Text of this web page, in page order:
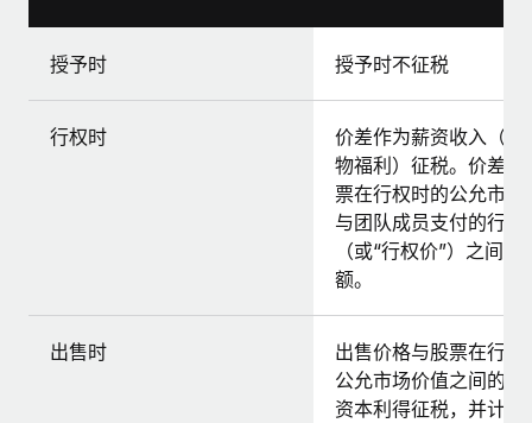
授予时 授予时不征税
行权时
价差作为薪资收入（作
物福利）征税。价差是
票在行权时的公允市场
与团队成员支付的行权
（或“行权价”）之间的
额。
出售时
出售价格与股票在行权
公允市场价值之间的差
资本利得征税，并计入